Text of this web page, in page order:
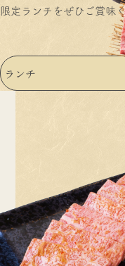
限定ランチをぜひご賞味
ランチ
秘